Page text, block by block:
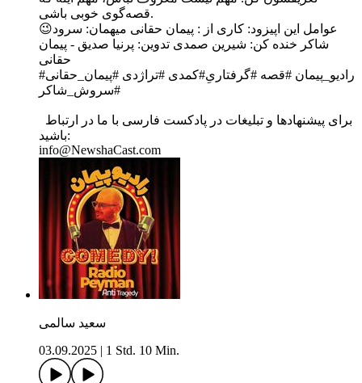
قصه‌گوی خوبی باشی.
عوامل این اپیزود: کاری از : پیمان حقانی میهمان: سرود😉
شاکر خنده کن: شیرین صمدی تدوین: پرنیا صدیق - پیمان
حقانی
#رادیو_پیمان #قصه #گرفتاری‌ِ#کمدی #تراژدی #پیمان_حقانی
باشید:
info@NewshaCast.com
سعید سالمی
03.09.2025
1 Std. 10 Min.